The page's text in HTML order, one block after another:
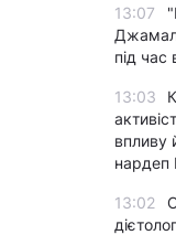
13:07
під час
13:03
впливу
нардеп
13:02